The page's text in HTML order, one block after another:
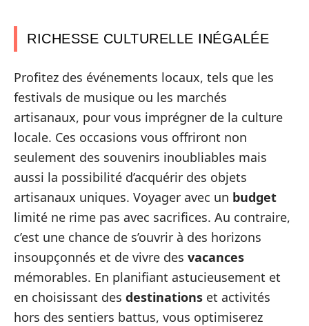
RICHESSE CULTURELLE INÉGALÉE
Profitez des événements locaux, tels que les
festivals de musique ou les marchés
artisanaux, pour vous imprégner de la culture
locale. Ces occasions vous offriront non
seulement des souvenirs inoubliables mais
aussi la possibilité d’acquérir des objets
artisanaux uniques. Voyager avec un budget
limité ne rime pas avec sacrifices. Au contraire,
c’est une chance de s’ouvrir à des horizons
insoupçonnés et de vivre des vacances
mémorables. En planifiant astucieusement et
en choisissant des destinations et activités
hors des sentiers battus, vous optimiserez